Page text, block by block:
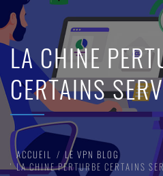
LA CHINE
CERTAINS
ACCUEIL
LE VPN BLOG
LA CHINE PERTURBE CERTAINS